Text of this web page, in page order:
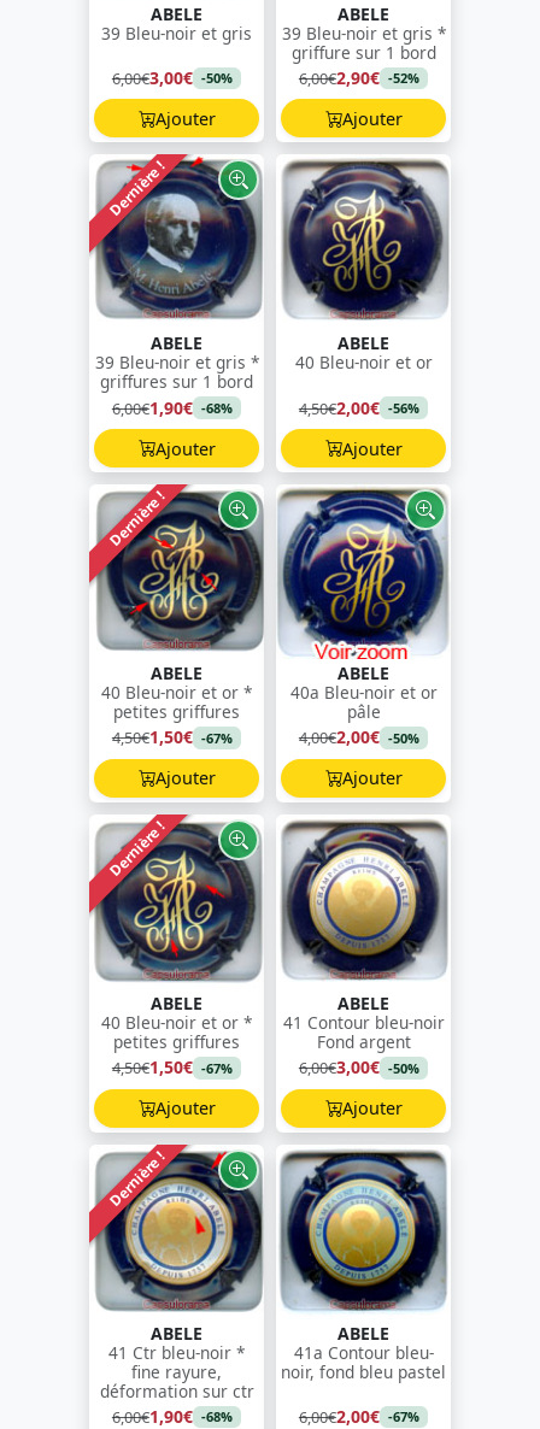
ABELE
39 Bleu-noir et gris
6,00€3,00€ -50%
Ajouter
ABELE
39 Bleu-noir et gris *
griffure sur 1 bord
6,00€2,90€ -52%
Ajouter
Dernière !
ABELE
39 Bleu-noir et gris *
griffures sur 1 bord
6,00€1,90€ -68%
Ajouter
ABELE
40 Bleu-noir et or
4,50€2,00€ -56%
Ajouter
Dernière !
ABELE
40 Bleu-noir et or *
petites griffures
4,50€1,50€ -67%
Ajouter
ABELE
40a Bleu-noir et or
pâle
4,00€2,00€ -50%
Ajouter
Dernière !
ABELE
40 Bleu-noir et or *
petites griffures
4,50€1,50€ -67%
Ajouter
ABELE
41 Contour bleu-noir
Fond argent
6,00€3,00€ -50%
Ajouter
Dernière !
ABELE
41 Ctr bleu-noir *
fine rayure,
déformation sur ctr
6,00€1,90€ -68%
ABELE
41a Contour bleu-
noir, fond bleu pastel
6,00€2,00€ -67%